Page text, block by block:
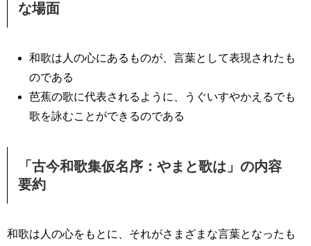
な場面
和歌は人の心にあるものが、言葉として表現されたも
のである
芭蕉の歌に代表されるように、うぐいすやかえるでも
歌を詠むことができるのである
「古今和歌集仮名序：やまと歌は」の内容
要約
和歌は人の心をもとに、それがさまざまな言葉となったも